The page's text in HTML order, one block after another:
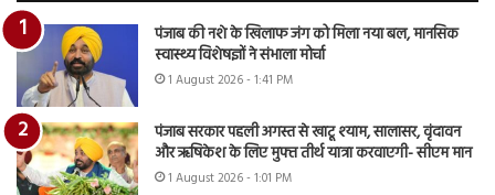
पंजाब की नशे के खिलाफ जंग को मिला नया बल, मानसिक
स्वास्थ्य विशेषज्ञों ने संभाला मोर्चा
1 August 2026 - 1:41 PM
पंजाब सरकार पहली अगस्त से खाटू श्याम, सालासर, वृंदावन
और ऋषिकेश के लिए मुफ्त तीर्थ यात्रा करवाएगी- सीएम मान
1 August 2026 - 1:01 PM